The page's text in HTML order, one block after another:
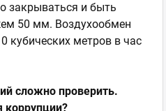
закрываться и быть
50 мм. Воздухообмен
кубических метров в час
сложно проверить.
коррупции?